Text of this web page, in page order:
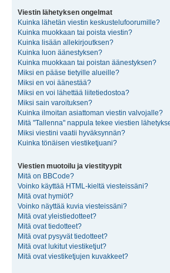
Viestin lähetyksen ongelmat
Kuinka lähetän viestin keskustelufoorumille?
Kuinka muokkaan tai poista viestin?
Kuinka lisään allekirjoutksen?
Kuinka luon äänestyksen?
Kuinka muokkaan tai poistan äänestyksen?
Miksi en pääse tietyille alueille?
Miksi en voi äänestää?
Miksi en voi lähettää liitetiedostoa?
Miksi sain varoituksen?
Kuinka ilmoitan asiattoman viestin valvojalle?
Mitä "Tallenna" nappula tekee viestien
Miksi viestini vaatii hyväksynnän?
Kuinka tönäisen viestiketjuani?
Viestien muotoilu ja viestityypit
Mitä on BBCode?
Voinko käyttää HTML-kieltä viesteissäni?
Mitä ovat hymiöt?
Voinko näyttää kuvia viesteissäni?
Mitä ovat yleistiedotteet?
Mitä ovat tiedotteet?
Mitä ovat pysyvät tiedotteet?
Mitä ovat lukitut viestiketjut?
Mitä ovat viestiketjujen kuvakkeet?